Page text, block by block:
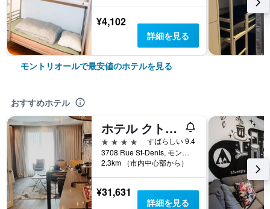
¥4,102
詳細を見る
モントリオールで最安値のホテルを見る
おすすめホテル
ホテル クトゥマ
4つ星
すばらしい 9.4
3708 Rue St-Denis, モントリオール, QC, カナダ
2.3km （市内中心部から）
¥31,631
詳細を見る